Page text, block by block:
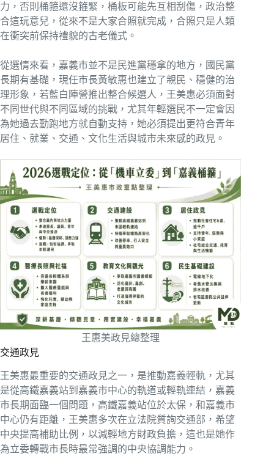
力，否則桶箍還沒箍緊，桶板可能先互相刮傷，政治整
合這玩意兒，從來不是大家合照就完成，合照只是人類
在衝突前保持禮貌的古老儀式。
從選情來看，嘉義市並不是民進黨穩拿的地方，國民黨
長期有基礎，現任市長黃敏惠也建立了親民、穩健的治
理形象，若藍白陣營推出整合候選人，王美惠必須面對
不同世代與不同區域的挑戰，尤其年輕選民不一定會因
為她過去勤跑地方就自動支持，她必須提出更符合青年
居住、就業、交通、文化生活與城市未來感的政見。
王惠美政見總整理
交通政見
王美惠最重要的交通政見之一，是推動嘉義輕軌，尤其
是從高鐵嘉義站到嘉義市中心的軌道或輕軌連結，嘉義
市長期面臨一個問題，高鐵嘉義站位於太保，和嘉義市
中心仍有距離，王美惠多次在立法院質詢交通部，希望
中央提高補助比例，以減輕地方財政負擔，這也是她作
為立委轉戰市長時最常強調的中央協調能力。